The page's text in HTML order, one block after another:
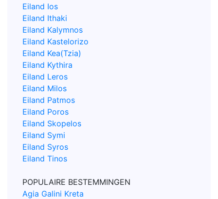
Eiland Ios
Eiland Ithaki
Eiland Kalymnos
Eiland Kastelorizo
Eiland Kea(Tzia)
Eiland Kythira
Eiland Leros
Eiland Milos
Eiland Patmos
Eiland Poros
Eiland Skopelos
Eiland Symi
Eiland Syros
Eiland Tinos
POPULAIRE BESTEMMINGEN
Agia Galini Kreta